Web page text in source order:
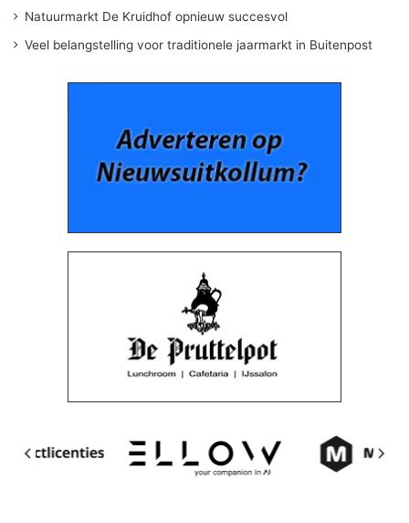
Natuurmarkt De Kruidhof opnieuw succesvol
Veel belangstelling voor traditionele jaarmarkt in Buitenpost